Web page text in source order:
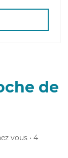
de
vous • 4